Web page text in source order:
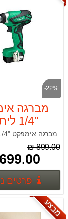
-22%
מברגה
"1/4
899.00 ₪
699.00 ₪
פרטים
מבצע